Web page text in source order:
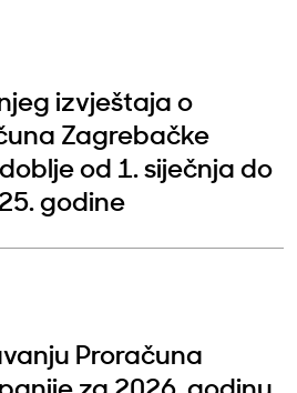
izvještaja o
Zagrebačke
od 1. siječnja do
godine
Proračuna